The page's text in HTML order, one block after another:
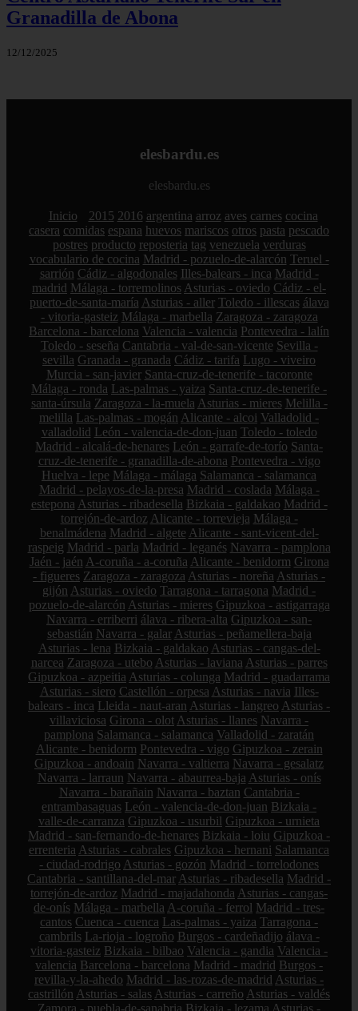
Granadilla de Abona
12/12/2025
elesbardu.es
elesbardu.es
Inicio 2015 2016 argentina arroz aves carnes cocina
casera comidas espana huevos mariscos otros pasta pescado
postres producto reposteria tag venezuela verduras
vocabulario de cocina Madrid - pozuelo-de-alarcón Teruel -
sarrión Cádiz - algodonales Illes-balears - inca Madrid -
madrid Málaga - torremolinos Asturias - oviedo Cádiz - el-
puerto-de-santa-maría Asturias - aller Toledo - illescas álava
- vitoria-gasteiz Málaga - marbella Zaragoza - zaragoza
Barcelona - barcelona Valencia - valencia Pontevedra - lalín
Toledo - seseña Cantabria - val-de-san-vicente Sevilla -
sevilla Granada - granada Cádiz - tarifa Lugo - viveiro
Murcia - san-javier Santa-cruz-de-tenerife - tacoronte
Málaga - ronda Las-palmas - yaiza Santa-cruz-de-tenerife -
santa-úrsula Zaragoza - la-muela Asturias - mieres Melilla -
melilla Las-palmas - mogán Alicante - alcoi Valladolid -
valladolid León - valencia-de-don-juan Toledo - toledo
Madrid - alcalá-de-henares León - garrafe-de-torío Santa-
cruz-de-tenerife - granadilla-de-abona Pontevedra - vigo
Huelva - lepe Málaga - málaga Salamanca - salamanca
Madrid - pelayos-de-la-presa Madrid - coslada Málaga -
estepona Asturias - ribadesella Bizkaia - galdakao Madrid -
torrejón-de-ardoz Alicante - torrevieja Málaga -
benalmádena Madrid - algete Alicante - sant-vicent-del-
raspeig Madrid - parla Madrid - leganés Navarra - pamplona
Jaén - jaén A-coruña - a-coruña Alicante - benidorm Girona
- figueres Zaragoza - zaragoza Asturias - noreña Asturias -
gijón Asturias - oviedo Tarragona - tarragona Madrid -
pozuelo-de-alarcón Asturias - mieres Gipuzkoa - astigarraga
Navarra - erriberri álava - ribera-alta Gipuzkoa - san-
sebastián Navarra - galar Asturias - peñamellera-baja
Asturias - lena Bizkaia - galdakao Asturias - cangas-del-
narcea Zaragoza - utebo Asturias - laviana Asturias - parres
Gipuzkoa - azpeitia Asturias - colunga Madrid - guadarrama
Asturias - siero Castellón - orpesa Asturias - navia Illes-
balears - inca Lleida - naut-aran Asturias - langreo Asturias -
villaviciosa Girona - olot Asturias - llanes Navarra -
pamplona Salamanca - salamanca Valladolid - zaratán
Alicante - benidorm Pontevedra - vigo Gipuzkoa - zerain
Gipuzkoa - andoain Navarra - valtierra Navarra - gesalatz
Navarra - larraun Navarra - abaurrea-baja Asturias - onís
Navarra - barañain Navarra - baztan Cantabria -
entrambasaguas León - valencia-de-don-juan Bizkaia -
valle-de-carranza Gipuzkoa - usurbil Gipuzkoa - urnieta
Madrid - san-fernando-de-henares Bizkaia - loiu Gipuzkoa -
errenteria Asturias - cabrales Gipuzkoa - hernani Salamanca
- ciudad-rodrigo Asturias - gozón Madrid - torrelodones
Cantabria - santillana-del-mar Asturias - ribadesella Madrid -
torrejón-de-ardoz Madrid - majadahonda Asturias - cangas-
de-onís Málaga - marbella A-coruña - ferrol Madrid - tres-
cantos Cuenca - cuenca Las-palmas - yaiza Tarragona -
cambrils La-rioja - logroño Burgos - cardeñadijo álava -
vitoria-gasteiz Bizkaia - bilbao Valencia - gandia Valencia -
valencia Barcelona - barcelona Madrid - madrid Burgos -
revilla-y-la-ahedo Madrid - las-rozas-de-madrid Asturias -
castrillón Asturias - salas Asturias - carreño Asturias - valdés
Zamora - puebla-de-sanabria Bizkaia - lezama Asturias -